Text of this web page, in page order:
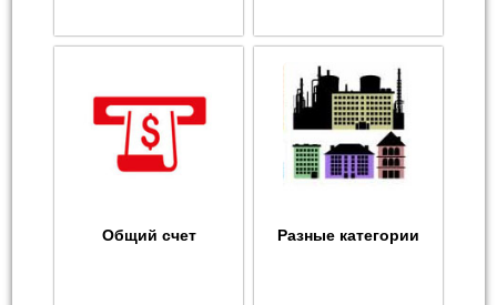
Общий счет Разные категории